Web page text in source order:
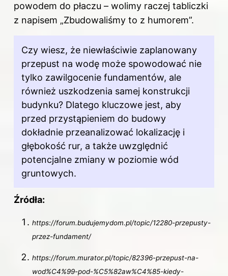
powodem do płaczu – wolimy raczej tabliczki
z napisem „Zbudowaliśmy to z humorem”.
Czy wiesz, że niewłaściwie zaplanowany
przepust na wodę może spowodować nie
tylko zawilgocenie fundamentów, ale
również uszkodzenia samej konstrukcji
budynku? Dlatego kluczowe jest, aby
przed przystąpieniem do budowy
dokładnie przeanalizować lokalizację i
głębokość rur, a także uwzględnić
potencjalne zmiany w poziomie wód
gruntowych.
Źródła:
https://forum.budujemydom.pl/topic/12280-przepusty-
przez-fundament/
https://forum.murator.pl/topic/82396-przepust-na-
wod%C4%99-pod-%C5%82aw%C4%85-kiedy-